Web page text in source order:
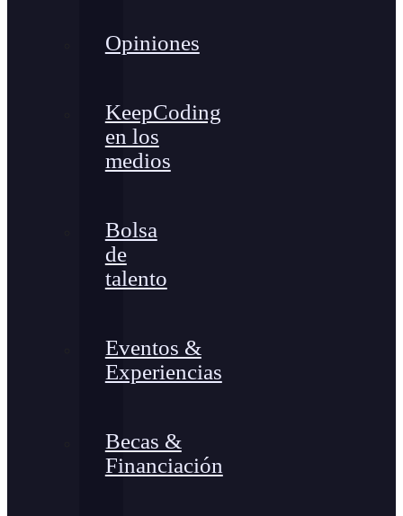
Opiniones
KeepCoding
en los
medios
Bolsa
de
talento
Eventos &
Experiencias
Becas &
Financiación